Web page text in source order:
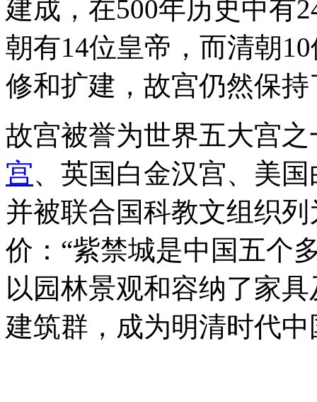
建成，在500年历史中有
朝有14位皇帝，而清朝
修和扩建，故宫仍然保
故宫被誉为世界五大宫
宫、英国白金汉宫、美
并被联合国科教文组织
价：“紫禁城是中国五个
以园林景观和容纳了家
建筑群，成为明清时代